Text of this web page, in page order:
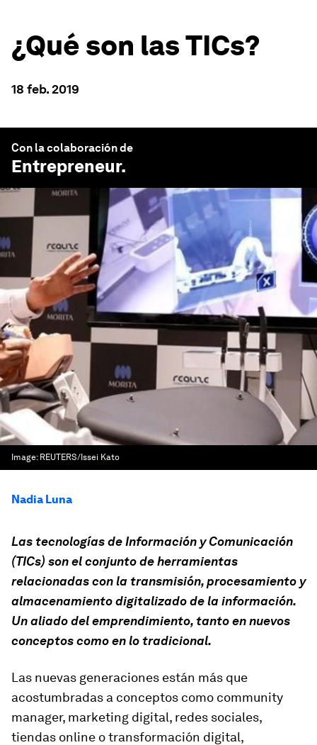
¿Qué son las TICs?
18 feb. 2019
Con la colaboración de
Entrepreneur.
Image: REUTERS/Issei Kato
Nadia Luna
Las tecnologías de Información y Comunicación
(TICs) son el conjunto de herramientas
relacionadas con la transmisión, procesamiento y
almacenamiento digitalizado de la información.
Un aliado del emprendimiento, tanto en nuevos
conceptos como en lo tradicional.
Las nuevas generaciones están más que
acostumbradas a conceptos como community
manager, marketing digital, redes sociales,
tiendas online o transformación digital,